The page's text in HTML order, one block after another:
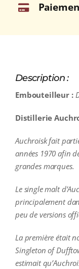
Description :
Embouteilleur :
Distillerie
Auchroisk fait
années 1970 afin
grandes marques.
Le single malt
principalement
peu de versions
La première était
Singleton of
estimait